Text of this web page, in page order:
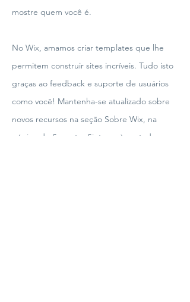
mostre quem você é.
No Wix, amamos criar templates que lhe
permitem construir sites incríveis. Tudo isto
graças ao feedback e suporte de usuários
como você! Mantenha-se atualizado sobre
novos recursos na seção Sobre Wix, na
página de Suporte. Sinta-se à vontade para